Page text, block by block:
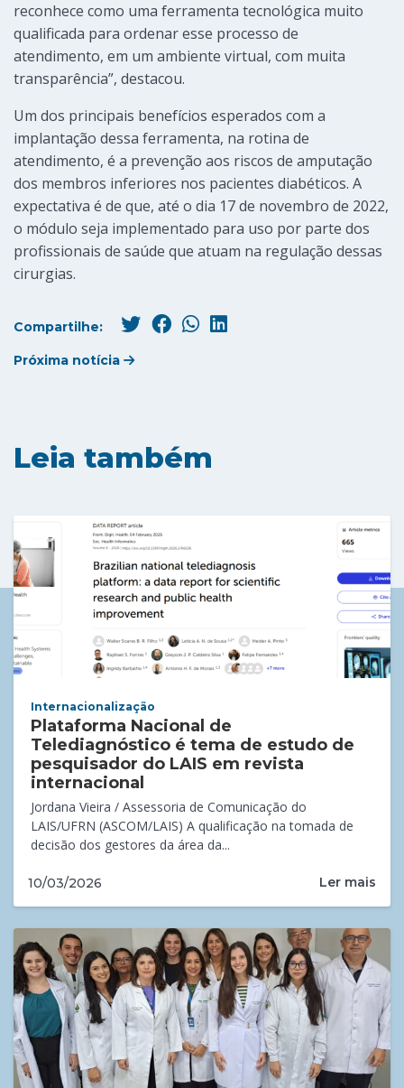
reconhece como uma ferramenta tecnológica muito
qualificada para ordenar esse processo de
atendimento, em um ambiente virtual, com muita
transparência”, destacou.
Um dos principais benefícios esperados com a
implantação dessa ferramenta, na rotina de
atendimento, é a prevenção aos riscos de amputação
dos membros inferiores nos pacientes diabéticos. A
expectativa é de que, até o dia 17 de novembro de 2022,
o módulo seja implementado para uso por parte dos
profissionais de saúde que atuam na regulação dessas
cirurgias.
Compartilhe:
Próxima notícia
Leia também
Internacionalização
Plataforma Nacional de
Telediagnóstico é tema de estudo de
pesquisador do LAIS em revista
internacional
Jordana Vieira / Assessoria de Comunicação do
LAIS/UFRN (ASCOM/LAIS) A qualificação na tomada de
decisão dos gestores da área da...
10/03/2026 Ler mais